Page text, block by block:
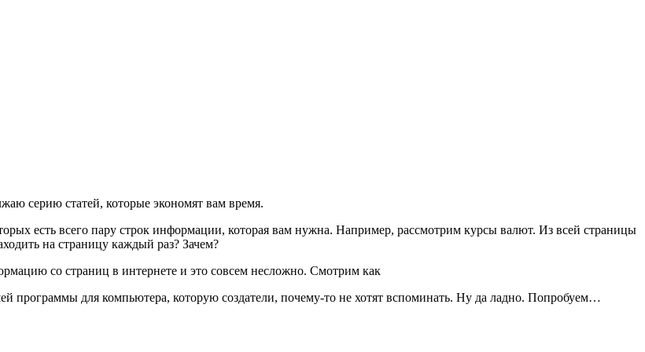
серию статей, которые экономят вам время.
есть всего пару строк информации, которая вам нужна. Например, рассмотрим курсы валют. Из всей страницы
на страницу каждый раз? Зачем?
со страниц в интернете и это совсем несложно. Смотрим как
программы для компьютера, которую создатели, почему-то не хотят вспоминать. Ну да ладно. Попробуем…